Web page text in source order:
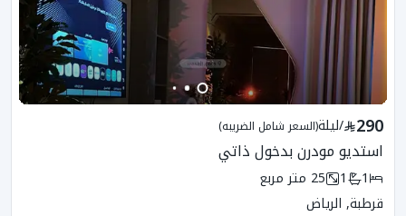
290
/ليلة(السعر شامل الضريبه)
استديو مودرن بدخول ذاتي
1
1
25 متر مربع
قرطبة, الرياض